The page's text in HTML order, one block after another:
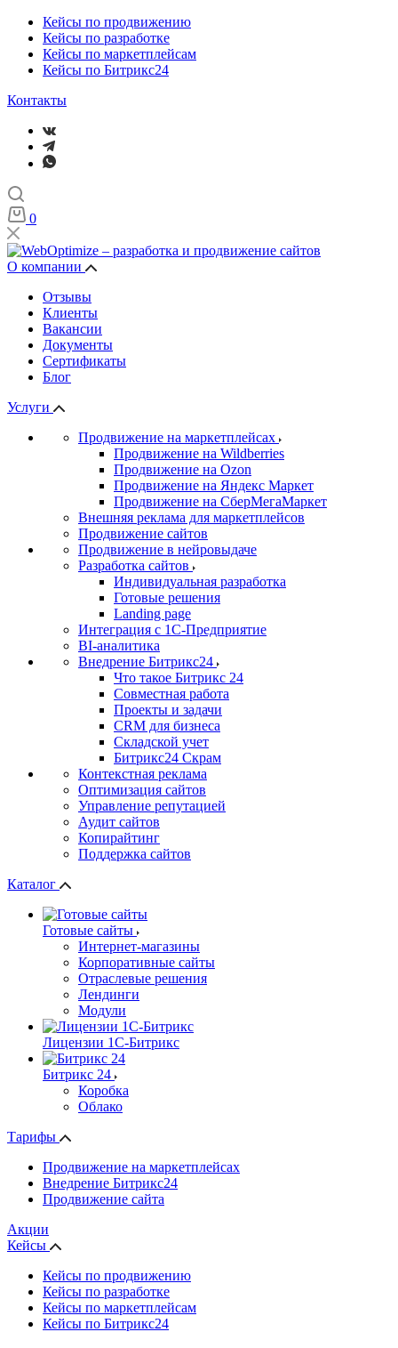
Кейсы по продвижению
Кейсы по разработке
Кейсы по маркетплейсам
Кейсы по Битрикс24
Контакты
0
О компании
Отзывы
Клиенты
Вакансии
Документы
Сертификаты
Блог
Услуги
Продвижение на маркетплейсах
Продвижение на Wildberries
Продвижение на Ozon
Продвижение на Яндекс Маркет
Продвижение на СберМегаМаркет
Внешняя реклама для маркетплейсов
Продвижение сайтов
Продвижение в нейровыдаче
Разработка сайтов
Индивидуальная разработка
Готовые решения
Landing page
Интеграция с 1С-Предприятие
BI-аналитика
Внедрение Битрикс24
Что такое Битрикс 24
Совместная работа
Проекты и задачи
СRМ для бизнеса
Складской учет
Битрикс24 Скрам
Контекстная реклама
Оптимизация сайтов
Управление репутацией
Аудит сайтов
Копирайтинг
Поддержка сайтов
Каталог
Готовые сайты
Интернет-магазины
Корпоративные сайты
Отраслевые решения
Лендинги
Модули
Лицензии 1С-Битрикс
Битрикс 24
Коробка
Облако
Тарифы
Продвижение на маркетплейсах
Внедрение Битрикс24
Продвижение сайта
Акции
Кейсы
Кейсы по продвижению
Кейсы по разработке
Кейсы по маркетплейсам
Кейсы по Битрикс24